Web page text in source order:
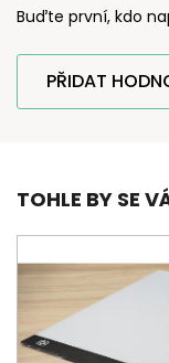
Buďte první, kdo
PŘIDAT
TOHLE BY SE